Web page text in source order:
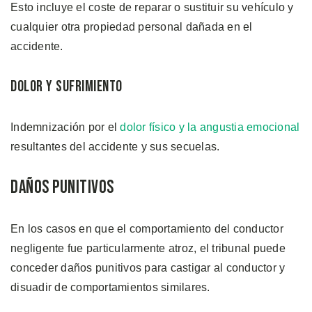
Esto incluye el coste de reparar o sustituir su vehículo y
cualquier otra propiedad personal dañada en el
accidente.
Dolor y Sufrimiento
Indemnización por eldolor físico y la angustia emocional
resultantes del accidente y sus secuelas.
Daños Punitivos
En los casos en que el comportamiento del conductor
negligente fue particularmente atroz, el tribunal puede
conceder daños punitivos para castigar al conductor y
disuadir de comportamientos similares.